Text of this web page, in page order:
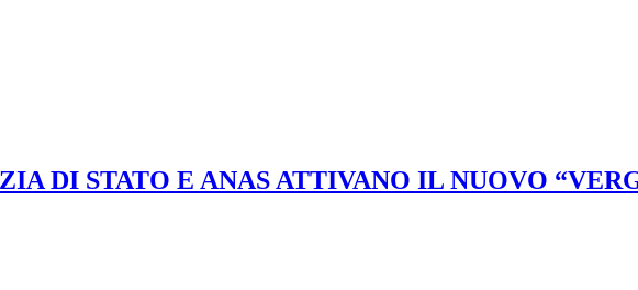
DI STATO E ANAS ATTIVANO IL NUOVO